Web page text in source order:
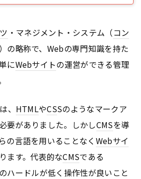
・マネジメント・システム（コン
の略称で、Webの専門知識を持た
にWebサイトの運営ができる管理
、 HTMLやCSSのようなマークア
要がありました。しかしCMSを導
の言語を用いることなく Webサイ
ます。代表的なCMSである
ハードルが低く操作性が良いこと